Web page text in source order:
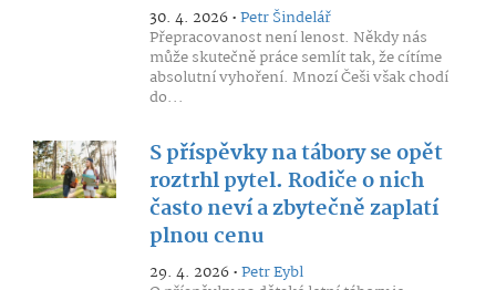
30. 4. 2026 •Petr Šindelář
Přepracovanost není lenost. Někdy nás
může skutečně práce semlít tak, že cítíme
absolutní vyhoření. Mnozí Češi však chodí
do...
S příspěvky na tábory se opět
roztrhl pytel. Rodiče o nich
často neví a zbytečně zaplatí
plnou cenu
29. 4. 2026 •Petr Eybl